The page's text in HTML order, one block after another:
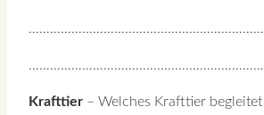
Krafttier – Welches Krafttier